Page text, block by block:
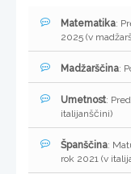
Matematika:
2025 (v
Madžarščina:
Umetnost:
italijanščini)
Španščina:
rok 2021 (v